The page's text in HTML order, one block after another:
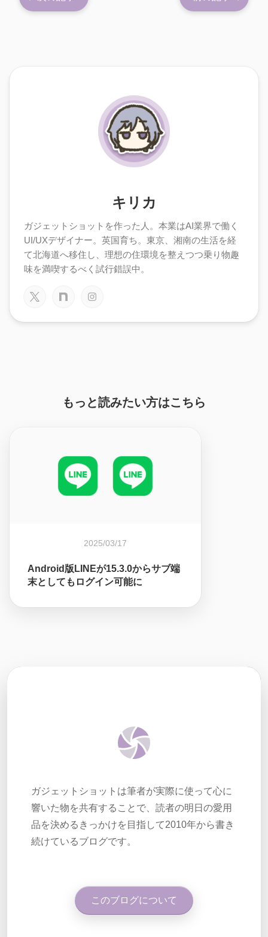
キリカ
ガジェットショットを作った人。本業はAI業界で働く
UI/UXデザイナー。英国育ち。東京、湘南の生活を経
て北海道へ移住し、理想の住環境を整えつつ乗り物趣
味を満喫するべく試行錯誤中。
もっと読みたい方はこちら
2025/03/17
Android版LINEが15.3.0からサブ端
末としてもログイン可能に
ガジェットショットは筆者が実際に使って心に
響いた物を共有することで、読者の明日の愛用
品を決めるきっかけを目指して2010年から書き
続けているブログです。
このブログについて